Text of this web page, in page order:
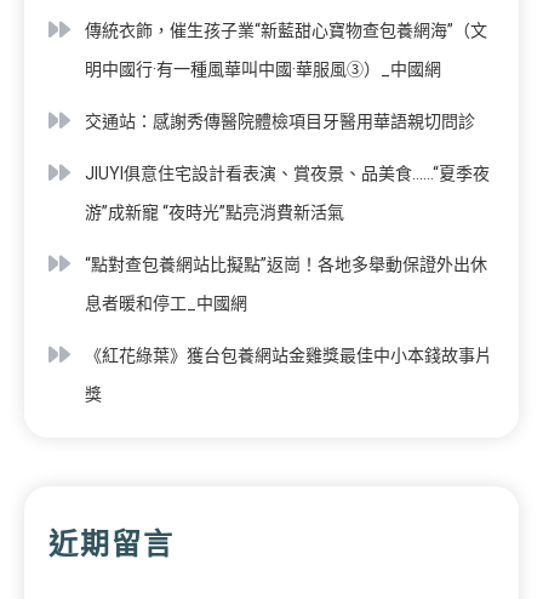
傳統衣飾，催生孩子業“新藍甜心寶物查包養網海”（文
明中國行·有一種風華叫中國·華服風③）_中國網
交通站：感謝秀傳醫院體檢項目牙醫用華語親切問診
JIUYI俱意住宅設計看表演、賞夜景、品美食……“夏季夜
游”成新寵 “夜時光”點亮消費新活氣
“點對查包養網站比擬點”返崗！各地多舉動保證外出休
息者暖和停工_中國網
《紅花綠葉》獲台包養網站金雞獎最佳中小本錢故事片
獎
近期留言